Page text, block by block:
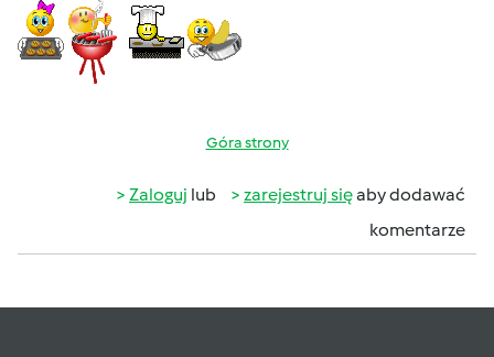
Góra strony
Zaloguj lub zarejestruj sięaby dodawać
komentarze